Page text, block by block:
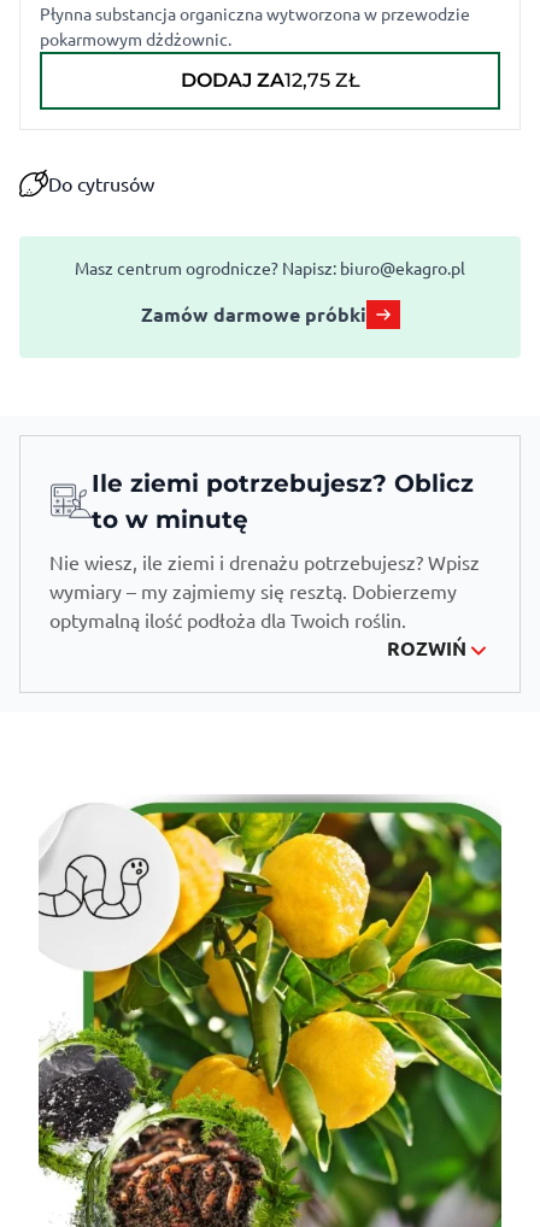
Płynna substancja organiczna wytworzona w przewodzie
pokarmowym dżdżownic.
DODAJ ZA12,75 ZŁ
Do cytrusów
Masz centrum ogrodnicze? Napisz: biuro@ekagro.pl
Zamów darmowe próbki
Ile ziemi potrzebujesz? Oblicz
to w minutę
Nie wiesz, ile ziemi i drenażu potrzebujesz? Wpisz
wymiary – my zajmiemy się resztą. Dobierzemy
optymalną ilość podłoża dla Twoich roślin.
ROZWIŃ